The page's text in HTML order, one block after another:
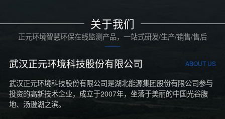
关于我们
正元环境智慧环保在线监测产品，一站式研发/生产/销售/售后
武汉正元环境科技股份有限公司 ABOUT US
武汉正元环境科技股份有限公司是湖北能源集团股份有限公司参与
投资的高新技术企业，成立于2007年，坐落于美丽的中国光谷腹
地、汤逊湖之滨。